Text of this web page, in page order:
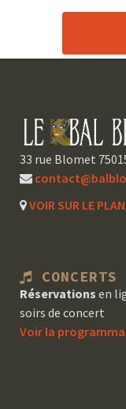
33 rue Blomet
VOIR SUR LE PLAN
Réservations en
soirs de concert
Voir la